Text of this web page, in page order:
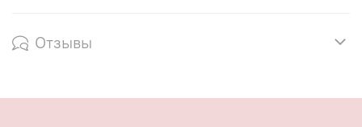
Отзывы